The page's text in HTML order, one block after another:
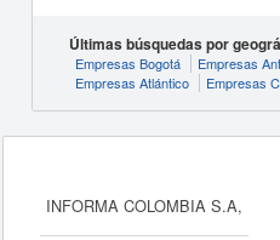
Últimas búsquedas por
Empresas Bogotá Empresas
Empresas Atlántico
Empresas
INFORMA COLOMBIA S.A,